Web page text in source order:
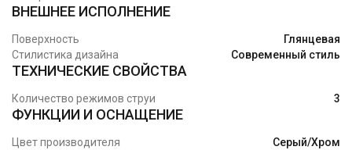
ВНЕШНЕЕ ИСПОЛНЕНИЕ
Поверхность
Глянцевая
Стилистика дизайна
Современный стиль
ТЕХНИЧЕСКИЕ СВОЙСТВА
Количество режимов струи 3
ФУНКЦИИ И ОСНАЩЕНИЕ
Цвет производителя
Серый/Хром